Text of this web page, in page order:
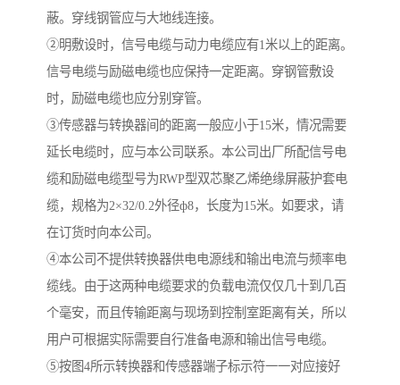
蔽。穿线钢管应与大地线连接。
②明敷设时，信号电缆与动力电缆应有1米以上的距离。
信号电缆与励磁电缆也应保持一定距离。穿钢管敷设
时，励磁电缆也应分别穿管。
③传感器与转换器间的距离一般应小于15米，情况需要
延长电缆时，应与本公司联系。本公司出厂所配信号电
缆和励磁电缆型号为RWP型双芯聚乙烯绝缘屏蔽护套电
缆，规格为2×32/0.2外径ф8，长度为15米。如要求，请
在订货时向本公司。
④本公司不提供转换器供电电源线和输出电流与频率电
缆线。由于这两种电缆要求的负载电流仅仅几十到几百
个毫安，而且传输距离与现场到控制室距离有关，所以
用户可根据实际需要自行准备电源和输出信号电缆。
⑤按图4所示转换器和传感器端子标示符一一对应接好